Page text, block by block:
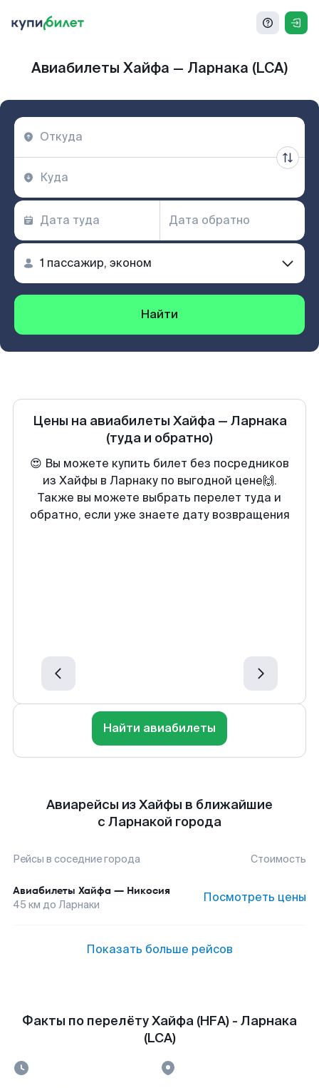
Авиабилеты Хайфа — Ларнака (LCA)
Найти
Цены на авиабилеты Хайфа— Ларнака
(туда и обратно)
😍 Вы можете купить билет без посредников
из Хайфы в Ларнаку по выгодной цене🙌.
Также вы можете выбрать перелет туда и
обратно, если уже знаете дату возвращения
Найти авиабилеты
Авиарейсы из Хайфы в ближайшие
с Ларнакой города
Рейсы в соседние города Стоимость
Авиабилеты Хайфа — Никосия
45 км до Ларнаки Посмотреть цены
Показать больше рейсов
Факты по перелёту Хайфа (HFA) - Ларнака
(LCA)